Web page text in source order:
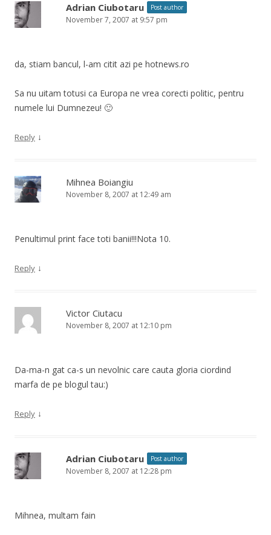
Adrian Ciubotaru Post author
November 7, 2007 at 9:57 pm
da, stiam bancul, l-am citit azi pe hotnews.ro
Sa nu uitam totusi ca Europa ne vrea corecti politic, pentru
numele lui Dumnezeu! 🙂
Reply ↓
Mihnea Boiangiu
November 8, 2007 at 12:49 am
Penultimul print face toti banii!!!Nota 10.
Reply ↓
Victor Ciutacu
November 8, 2007 at 12:10 pm
Da-ma-n gat ca-s un nevolnic care cauta gloria ciordind
marfa de pe blogul tau:)
Reply ↓
Adrian Ciubotaru Post author
November 8, 2007 at 12:28 pm
Mihnea, multam fain